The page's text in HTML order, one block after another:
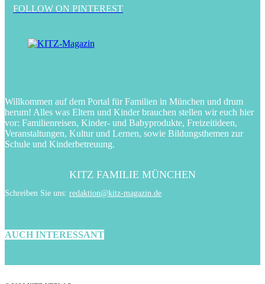
FOLLOW ON PINTEREST
Willkommen auf dem Portal für Familien in München und drum
herum! Alles was Eltern und Kinder brauchen stellen wir euch hier
vor: Familienreisen, Kinder- und Babyprodukte, Freizeitideen,
Veranstaltungen, Kultur und Lernen, sowie Bildungsthemen zur
Schule und Kinderbetreuung.
KITZ FAMILIE MÜNCHEN
Schreiben Sie uns: redaktion@kitz-magazin.de
AUCH INTERESSANT